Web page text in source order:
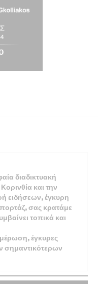
διαδικτυακή
και την
ειδήσεων, έγκυρη
σας κρατάμε
τοπικά και
έγκυρες
σημαντικότερων